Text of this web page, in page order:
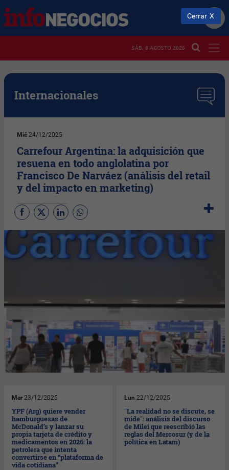
SÁB. 8 AGOSTO 2026
Internacionales
Mié 24/12/2025
Carrefour Argentina: la adquisición que
resuena en todo anglolatina por
Francisco De Narváez (análisis del retail
y del impacto en marketing)
Mar 23/12/2025
YPF (Arg) quiere vender
hamburguesas de
McDonald’s y lanzar su
propia tarjeta de crédito y
medicamentos en 2026: la
petrolera que intenta
convertirse en “plataforma de
vida cotidiana”
Lun 22/12/2025
"La realidad no se discute, se
mide": análisis del discurso
de Milei que reescribió las
reglas del Mercosur (y de la
política en Latam)
Cerrar